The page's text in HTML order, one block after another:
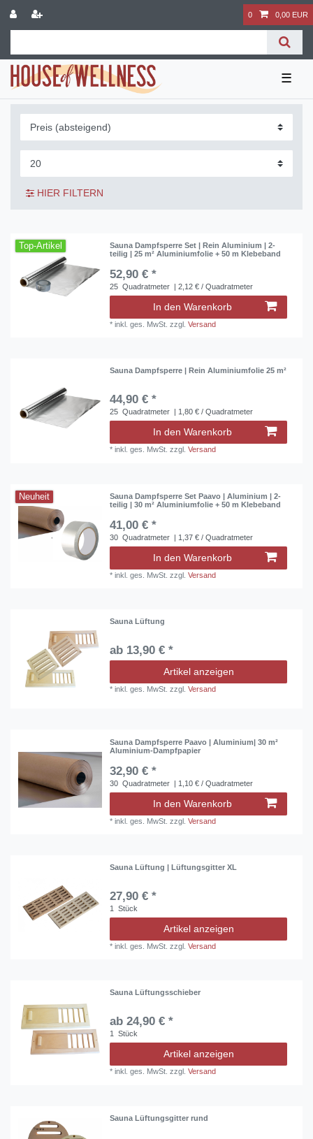
0 0,00 EUR
☰
HIER FILTERN
Top-Artikel
Sauna Dampfsperre Set | Rein Aluminium | 2-
teilig | 25 m² Aluminiumfolie + 50 m Klebeband
52,90 € *
25 Quadratmeter | 2,12 € / Quadratmeter
In den Warenkorb
*inkl. ges. MwSt. zzgl.Versand
Sauna Dampfsperre | Rein Aluminiumfolie 25 m²
44,90 € *
25 Quadratmeter | 1,80 € / Quadratmeter
In den Warenkorb
*inkl. ges. MwSt. zzgl.Versand
Neuheit
Sauna Dampfsperre Set Paavo | Aluminium | 2-
teilig | 30 m² Aluminiumfolie + 50 m Klebeband
41,00 € *
30 Quadratmeter | 1,37 € / Quadratmeter
In den Warenkorb
*inkl. ges. MwSt. zzgl.Versand
Sauna Lüftung
ab 13,90 € *
Artikel anzeigen
*inkl. ges. MwSt. zzgl.Versand
Sauna Dampfsperre Paavo | Aluminium| 30 m²
Aluminium-Dampfpapier
32,90 € *
30 Quadratmeter | 1,10 € / Quadratmeter
In den Warenkorb
*inkl. ges. MwSt. zzgl.Versand
Sauna Lüftung | Lüftungsgitter XL
27,90 € *
1 Stück
Artikel anzeigen
*inkl. ges. MwSt. zzgl.Versand
Sauna Lüftungsschieber
ab 24,90 € *
1 Stück
Artikel anzeigen
*inkl. ges. MwSt. zzgl.Versand
Sauna Lüftungsgitter rund